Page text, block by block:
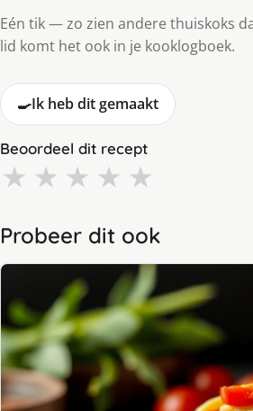
Eén tik — zo zien andere thuiskoks
lid komt het ook in je kooklogboek.
🍳Ik heb dit gemaakt
Beoordeel dit recept
★ ★ ★ ★ ★
Probeer dit ook